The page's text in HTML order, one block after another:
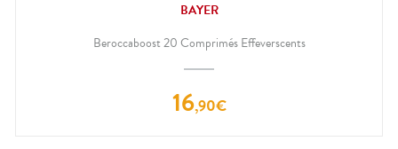
BAYER
Beroccaboost 20 Comprimés Effeverscents
16,90€